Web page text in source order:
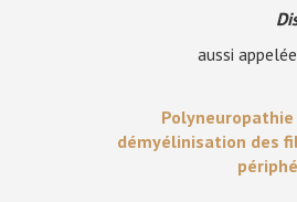
aussi
démyélinisation des